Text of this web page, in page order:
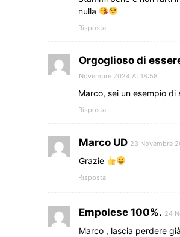
nulla
Risposta
Orgoglioso di
Novembre 2024 At 18:58
Marco, sei un esempio di
Risposta
Marco UD 23 Novembre
Grazie
Risposta
Empolese 100%. 24
Marco , lascia perdere